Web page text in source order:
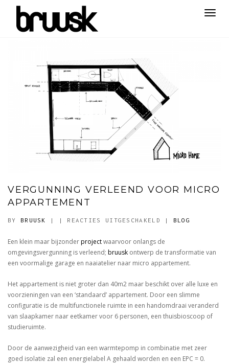
VERGUNNING VERLEEND VOOR MICRO
APPARTEMENT
BY BRUUSK | | REACTIES UITGESCHAKELD VOOR
VERLEEND
VOOR
MICRO
| BLOG
Een klein maar bijzonderprojectwaarvoor onlangs de
omgevingsvergunning is verleend; bruusk ontwerp de transformatie van
een voormalige garage en naaiatelier naar micro appartement.
Het appartement is niet groter dan 40m2 maar beschikt over alle luxe en
voorzieningen van een ‘standaard’ appartement. Door een slimme
configuratie is de multifunctionele ruimte in een handomdraai veranderd
van slaapkamer naar eetkamer voor 6 personen, een thuisbioscoop of
studieruimte.
Door de aanwezigheid van een warmtepomp in combinatie met zeer
goed isolatie zal een energielabel A gehaald worden en een EPC = 0.